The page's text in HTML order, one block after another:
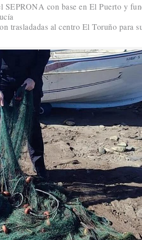
SEPRONA con base en El Puerto y
trasladadas al centro El Toruño para